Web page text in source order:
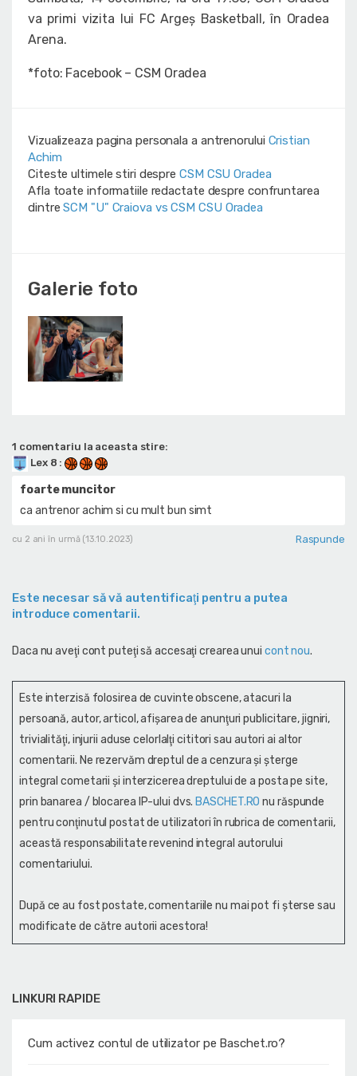
LINKURI RAPIDE
Cum activez contul de utilizator pe Baschet.ro?
va primi vizita lui FC Argeș Basketball, în Oradea
Arena.
*foto: Facebook – CSM Oradea
Vizualizeaza pagina personala a antrenorului Cristian
Achim
Citeste ultimele stiri despre CSM CSU Oradea
Afla toate informatiile redactate despre confruntarea
dintreSCM "U" Craiova vs CSM CSU Oradea
Galerie foto
1 comentariu la aceasta stire:
Lex 8 :
foarte muncitor
ca antrenor achim si cu mult bun simt
cu 2 ani în urmă (13.10.2023) Raspunde
Este necesar să vă autentificaţi pentru a putea
introduce comentarii.
Daca nu aveţi cont puteţi să accesaţi crearea unui cont nou.
Este interzisă folosirea de cuvinte obscene, atacuri la
persoană, autor, articol, afişarea de anunţuri publicitare, jigniri,
trivialităţi, injurii aduse celorlalţi cititori sau autori ai altor
comentarii. Ne rezervăm dreptul de a cenzura și şterge
integral cometarii și interzicerea dreptului de a posta pe site,
prin banarea / blocarea IP-ului dvs. BASCHET.RO nu răspunde
pentru conţinutul postat de utilizatori în rubrica de comentarii,
această responsabilitate revenind integral autorului
comentariului.
După ce au fost postate, comentariile nu mai pot fi șterse sau
modificate de către autorii acestora!